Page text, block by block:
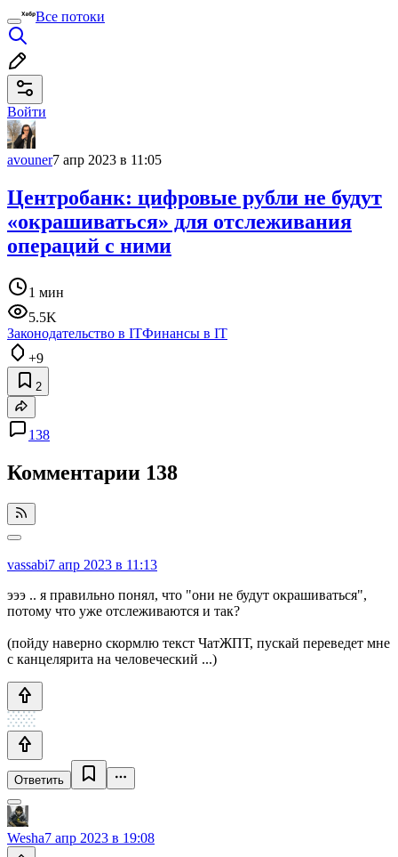
Все потоки
Войти
avouner7 апр 2023 в 11:05
Центробанк: цифровые рубли не будут
«окрашиваться» для отслеживания
операций с ними
1 мин
5.5K
Законодательство в ITФинансы в IT
+9
2
138
Комментарии 138
vassabi7 апр 2023 в 11:13
эээ .. я правильно понял, что "они не будут окрашиваться",
потому что уже отслеживаются и так?
(пойду наверно скормлю текст ЧатЖПТ, пускай переведет мне
с канцелярита на человеческий ...)
Ответить
Wesha7 апр 2023 в 19:08